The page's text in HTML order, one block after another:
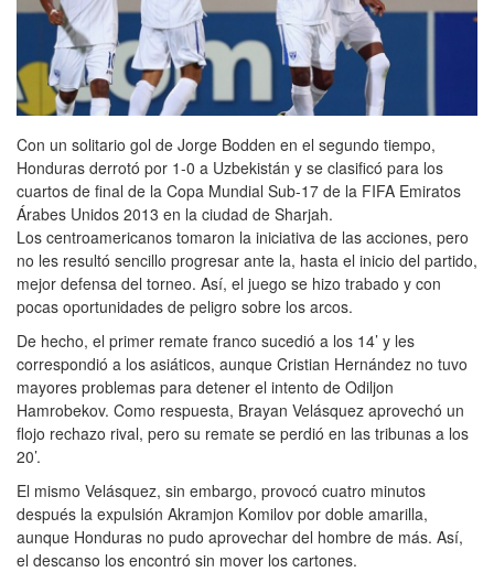
Con un solitario gol de Jorge Bodden en el segundo tiempo,
Honduras derrotó por 1-0 a Uzbekistán y se clasificó para los
cuartos de final de la Copa Mundial Sub-17 de la FIFA Emiratos
Árabes Unidos 2013 en la ciudad de Sharjah.
Los centroamericanos tomaron la iniciativa de las acciones, pero
no les resultó sencillo progresar ante la, hasta el inicio del partido,
mejor defensa del torneo. Así, el juego se hizo trabado y con
pocas oportunidades de peligro sobre los arcos.
De hecho, el primer remate franco sucedió a los 14’ y les
correspondió a los asiáticos, aunque Cristian Hernández no tuvo
mayores problemas para detener el intento de Odiljon
Hamrobekov. Como respuesta, Brayan Velásquez aprovechó un
flojo rechazo rival, pero su remate se perdió en las tribunas a los
20’.
El mismo Velásquez, sin embargo, provocó cuatro minutos
después la expulsión Akramjon Komilov por doble amarilla,
aunque Honduras no pudo aprovechar del hombre de más. Así,
el descanso los encontró sin mover los cartones.